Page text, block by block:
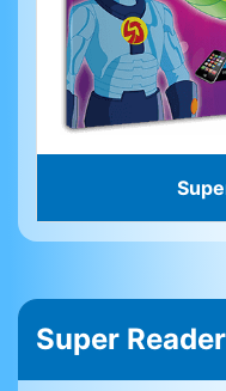
Super